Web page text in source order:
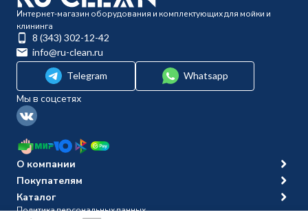
Интернет-магазин оборудования и комплектующих для мойки и
клининга
8 (343) 302-12-42
info@ru-clean.ru
Telegram
Whatsapp
Мы в соцсетях
О компании
Покупателям
Каталог
Политика персональных данных